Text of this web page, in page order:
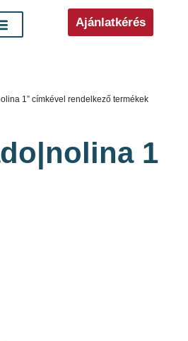
Ajánlatkérés
1” címkével rendelkező termékek
1